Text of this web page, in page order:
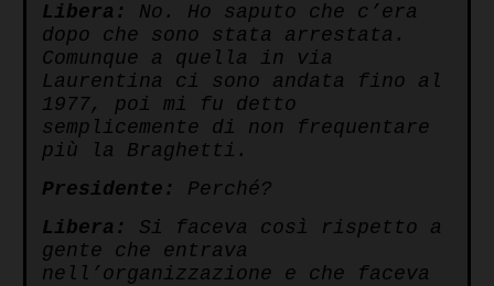
Libera:
No. Ho saputo che c’era
dopo che sono stata arrestata.
Comunque a quella in via
Laurentina ci sono andata fino al
1977, poi mi fu detto
semplicemente di non frequentare
più la Braghetti.
Presidente:
Perché?
Libera:
Si faceva così rispetto a
gente che entrava
nell’organizzazione e che faceva